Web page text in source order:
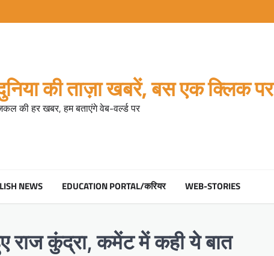
की ताज़ा खबरें, बस एक क्लिक पर
की हर खबर, हम बताएंगे वेब-वर्ल्ड पर
NEWS EDUCATION PORTAL/करियर WEB-STORIES
राज कुंद्रा, कमेंट में कही ये बात